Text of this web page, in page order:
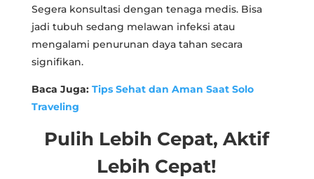
Segera konsultasi dengan tenaga medis. Bisa
jadi tubuh sedang melawan infeksi atau
mengalami penurunan daya tahan secara
signifikan.
Baca Juga: Tips Sehat dan Aman Saat Solo
Traveling
Pulih Lebih Cepat, Aktif
Lebih Cepat!